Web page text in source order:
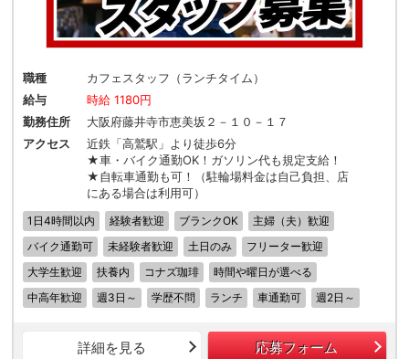
職種
カフェスタッフ（ランチタイム）
給与
時給 1180円
勤務住所
大阪府藤井寺市恵美坂２－１０－１７
アクセス
近鉄「高鷲駅」より徒歩6分
★車・バイク通勤OK！ガソリン代も規定支給！
★自転車通勤も可！（駐輪場料金は自己負担、店
にある場合は利用可）
1日4時間以内 経験者歓迎 ブランクOK
主婦（夫）歓迎
バイク通勤可
未経験者歓迎 土日のみ
フリーター歓迎
大学生歓迎
扶養内 コナズ珈琲
時間や曜日が選べる
中高年歓迎
週3日～ 学歴不問 ランチ 車通勤可 週2日～
詳細を見る 応募フォーム